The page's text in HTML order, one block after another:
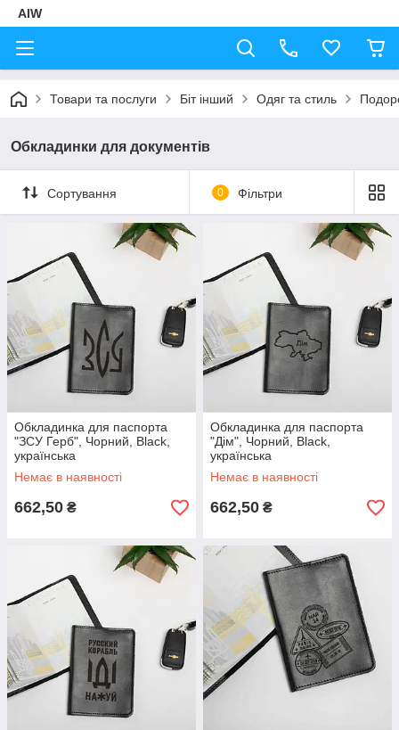
AIW
Товари та послуги Біт інший Одяг та стиль
Обкладинки для документів
Сортування 0 Фільтри
Обкладинка для паспорта
"ЗСУ Герб", Чорний, Black,
українська
Немає в наявності
662,50 ₴
Обкладинка для паспорта
"Дім", Чорний, Black,
українська
Немає в наявності
662,50 ₴